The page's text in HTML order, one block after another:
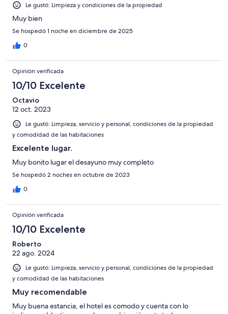
Le gustó: Limpieza y condiciones de la propiedad
Muy bien
Se hospedó 1 noche en diciembre de 2025
0
Opinión verificada
10/10 Excelente
Octavio
12 oct. 2023
Le gustó: Limpieza, servicio y personal, condiciones de la propiedad
y comodidad de las habitaciones
Excelente lugar.
Muy bonito lugar el desayuno muy completo
Se hospedó 2 noches en octubre de 2023
0
Opinión verificada
10/10 Excelente
Roberto
22 ago. 2024
Le gustó: Limpieza, servicio y personal, condiciones de la propiedad
y comodidad de las habitaciones
Muy recomendable
Muy buena estancia, el hotel es comodo y cuenta con lo